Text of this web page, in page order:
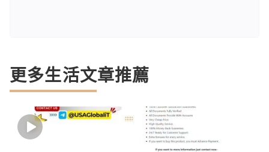
更多生活文章推薦